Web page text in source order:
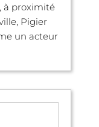
à proximité
Pigier
un acteur